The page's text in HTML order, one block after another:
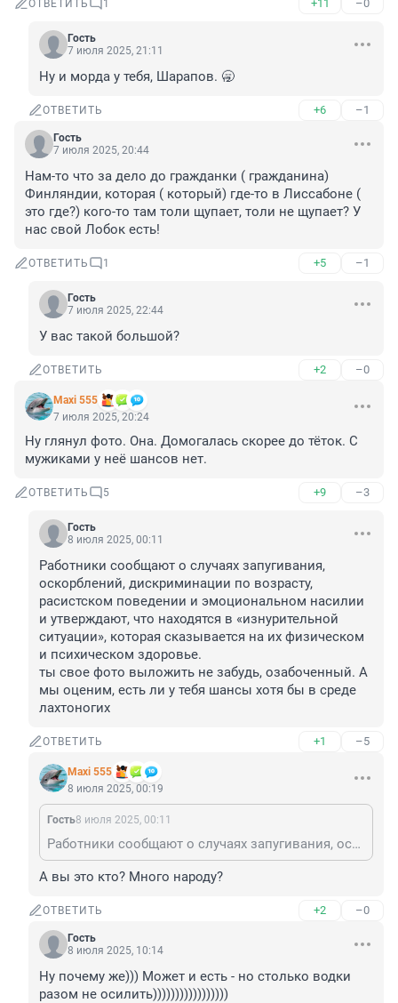
ОТВЕТИТЬ 1 +11 –0
Гость
7 июля 2025, 21:11
Ну и морда у тебя, Шарапов. 🥱
ОТВЕТИТЬ +6 –1
Гость
7 июля 2025, 20:44
Нам-то что за дело до гражданки ( гражданина)
Финляндии, которая ( который) где-то в Лиссабоне (
это где?) кого-то там толи щупает, толи не щупает? У
нас свой Лобок есть!
ОТВЕТИТЬ 1 +5 –1
Гость
7 июля 2025, 22:44
У вас такой большой?
ОТВЕТИТЬ +2 –0
Maxi 555
7 июля 2025, 20:24
Ну глянул фото. Она. Домогалась скорее до тёток. С
мужиками у неё шансов нет.
ОТВЕТИТЬ 5 +9 –3
Гость
8 июля 2025, 00:11
Работники сообщают о случаях запугивания,
оскорблений, дискриминации по возрасту,
расистском поведении и эмоциональном насилии
и утверждают, что находятся в «изнурительной
ситуации», которая сказывается на их физическом
и психическом здоровье.
ты свое фото выложить не забудь, озабоченный. А
мы оценим, есть ли у тебя шансы хотя бы в среде
лахтоногих
ОТВЕТИТЬ +1 –5
Maxi 555
8 июля 2025, 00:19
Гость8 июля 2025, 00:11
Работники сообщают о случаях запугивания, оскорблений, дискриминации по возрасту, расистском поведении и эмоциональном насилии и утверждают, что находятся в «изнурительной ситуации», которая сказывается на их физическом и психическом здоровье. ты свое фото выложить не забудь, озабоченный. А мы оценим, есть ли у тебя шансы хотя бы в среде лахтоногих
А вы это кто? Много народу?
ОТВЕТИТЬ +2 –0
Гость
8 июля 2025, 10:14
Ну почему же))) Может и есть - но столько водки
разом не осилить)))))))))))))))))